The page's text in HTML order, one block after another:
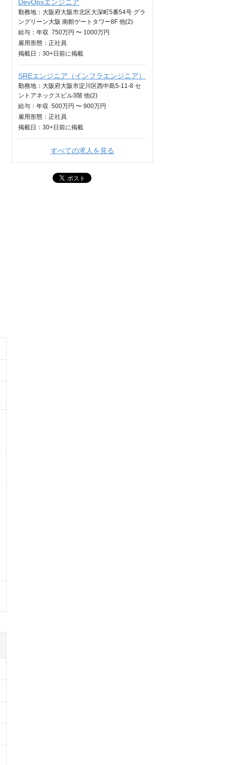
DevOpsエンジニア
勤務地：大阪府大阪市北区大深町5番54号 グラ
ングリーン大阪 南館ゲートタワー8F 他(2)
給与： 年収 750万円 〜 1000万円
雇用形態：正社員
掲載日： 30+日 前に掲載
SREエンジニア（インフラエンジニア）
勤務地：大阪府大阪市淀川区西中島5-11-8 セ
ントアネックスビル3階 他(2)
給与： 年収 500万円 〜 900万円
雇用形態：正社員
掲載日： 30+日 前に掲載
すべての求人を見る